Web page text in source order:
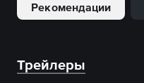
Рекомендации
Трейлеры